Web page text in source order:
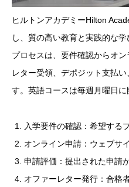
ヒルトンアカデミーHilton
し、質の高い教育と実践的な
プロセスは、要件確認からオ
レター受領、デポジット支払
す。英語コースは毎週月曜日に
入学要件の確認：希望する
オンライン申請：ウェブサ
申請評価：提出された申請
オファーレター発行：合格